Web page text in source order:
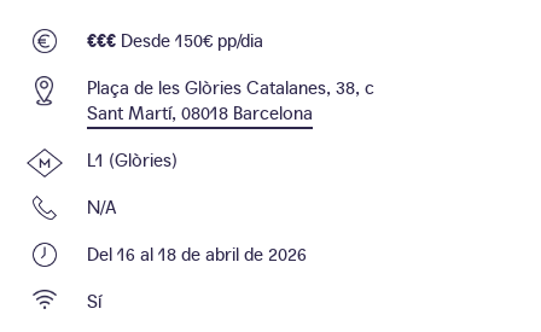
€€€ Desde 150€ pp/dia
Plaça de les Glòries Catalanes, 38, c
Sant Martí, 08018 Barcelona
L1 (Glòries)
N/A
Del 16 al 18 de abril de 2026
Sí